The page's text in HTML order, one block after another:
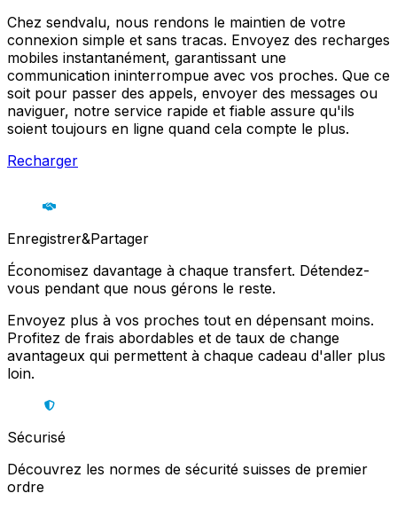
Chez sendvalu, nous rendons le maintien de votre
connexion simple et sans tracas. Envoyez des recharges
mobiles instantanément, garantissant une
communication ininterrompue avec vos proches. Que ce
soit pour passer des appels, envoyer des messages ou
naviguer, notre service rapide et fiable assure qu'ils
soient toujours en ligne quand cela compte le plus.
Recharger
Enregistrer&Partager
Économisez davantage à chaque transfert. Détendez-
vous pendant que nous gérons le reste.
Envoyez plus à vos proches tout en dépensant moins.
Profitez de frais abordables et de taux de change
avantageux qui permettent à chaque cadeau d'aller plus
loin.
Sécurisé
Découvrez les normes de sécurité suisses de premier
ordre